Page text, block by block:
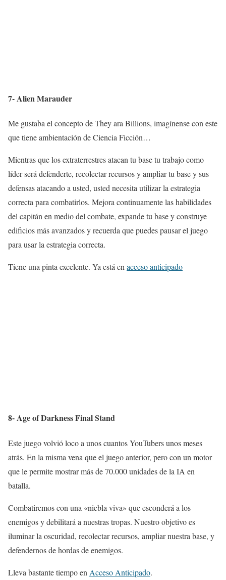
7- Alien Marauder
Me gustaba el concepto de They ara Billions, imagínense con este
que tiene ambientación de Ciencia Ficción…
Mientras que los extraterrestres atacan tu base tu trabajo como
líder será defenderte, recolectar recursos y ampliar tu base y sus
defensas atacando a usted, usted necesita utilizar la estrategia
correcta para combatirlos. Mejora continuamente las habilidades
del capitán en medio del combate, expande tu base y construye
edificios más avanzados y recuerda que puedes pausar el juego
para usar la estrategia correcta.
Tiene una pinta excelente. Ya está en acceso anticipado
8- Age of Darkness Final Stand
Este juego volvió loco a unos cuantos YouTubers unos meses
atrás. En la misma vena que el juego anterior, pero con un motor
que le permite mostrar más de 70.000 unidades de la IA en
batalla.
Combatiremos con una «niebla viva» que esconderá a los
enemigos y debilitará a nuestras tropas. Nuestro objetivo es
iluminar la oscuridad, recolectar recursos, ampliar nuestra base, y
defendernos de hordas de enemigos.
Lleva bastante tiempo en Acceso Anticipado.